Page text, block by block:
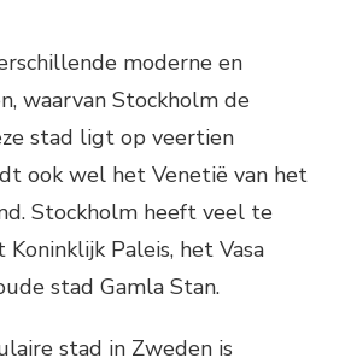
moderne en
waarvan Stockholm de
stad ligt op veertien
ook wel het Venetië van het
Stockholm heeft veel te
Koninklijk Paleis, het Vasa
stad Gamla Stan.
stad in Zweden is